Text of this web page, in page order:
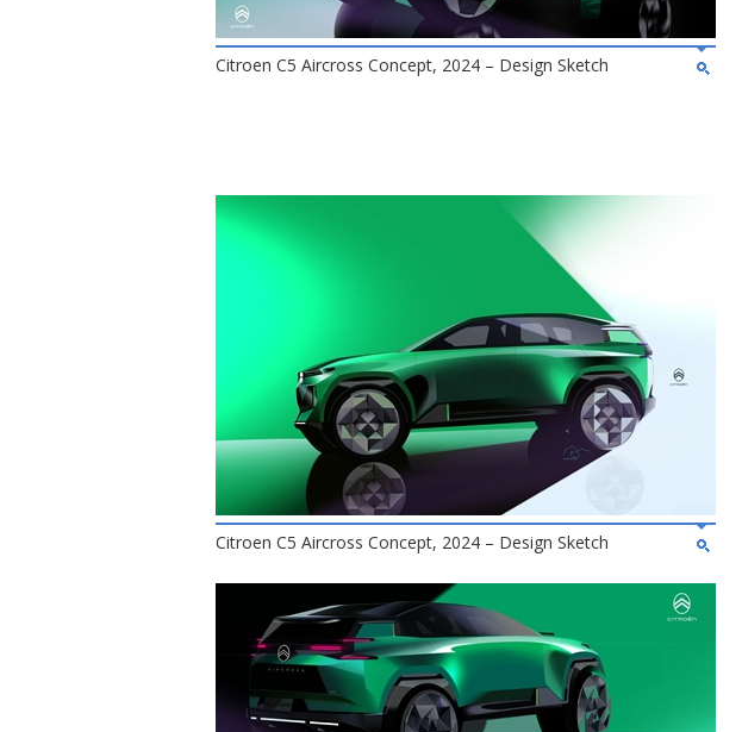
Citroen C5 Aircross Concept, 2024 – Design Sketch
Citroen C5 Aircross Concept, 2024 – Design Sketch